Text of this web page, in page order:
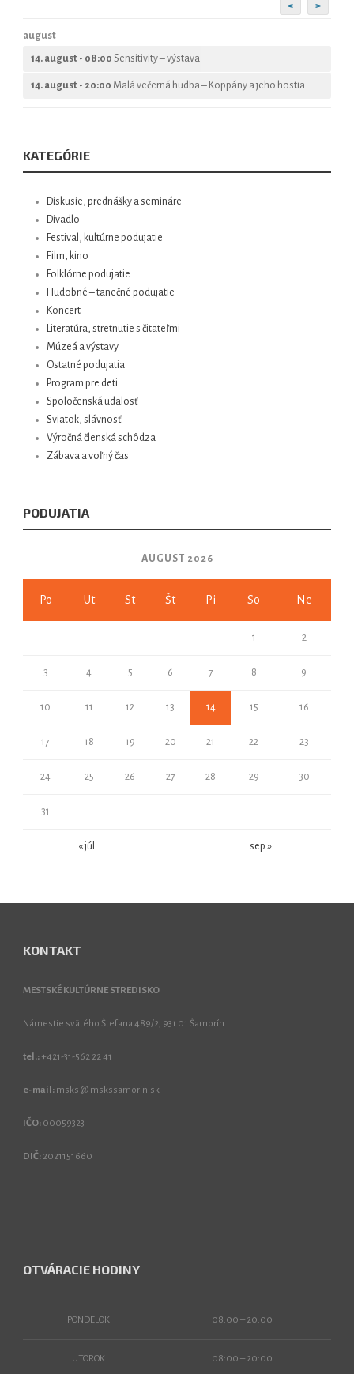
< >
august
14. august - 08:00 Sensitivity – výstava
14. august - 20:00 Malá večerná hudba – Koppány a jeho hostia
KATEGÓRIE
Diskusie, prednášky a semináre
Divadlo
Festival, kultúrne podujatie
Film, kino
Folklórne podujatie
Hudobné – tanečné podujatie
Koncert
Literatúra, stretnutie s čitateľmi
Múzeá a výstavy
Ostatné podujatia
Program pre deti
Spoločenská udalosť
Sviatok, slávnosť
Výročná členská schôdza
Zábava a voľný čas
PODUJATIA
AUGUST 2026
Po Ut St Št Pi So Ne
1 2
3 4 5 6 7 8 9
10 11 12 13 14 15 16
17 18 19 20 21 22 23
24 25 26 27 28 29 30
31
« júl sep »
KONTAKT
MESTSKÉ KULTÚRNE STREDISKO
Námestie svätého Štefana 489/2, 931 01 Šamorín
tel.: +421-31-562 22 41
e-mail: msks @ mskssamorin.sk
IČO: 00059323
DIČ: 2021151660
OTVÁRACIE HODINY
PONDELOK 08:00 – 20:00
UTOROK 08:00 – 20:00